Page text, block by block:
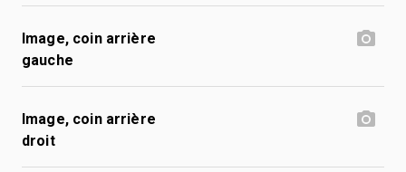
Image, coin arrière
gauche
Image, coin arrière
droit